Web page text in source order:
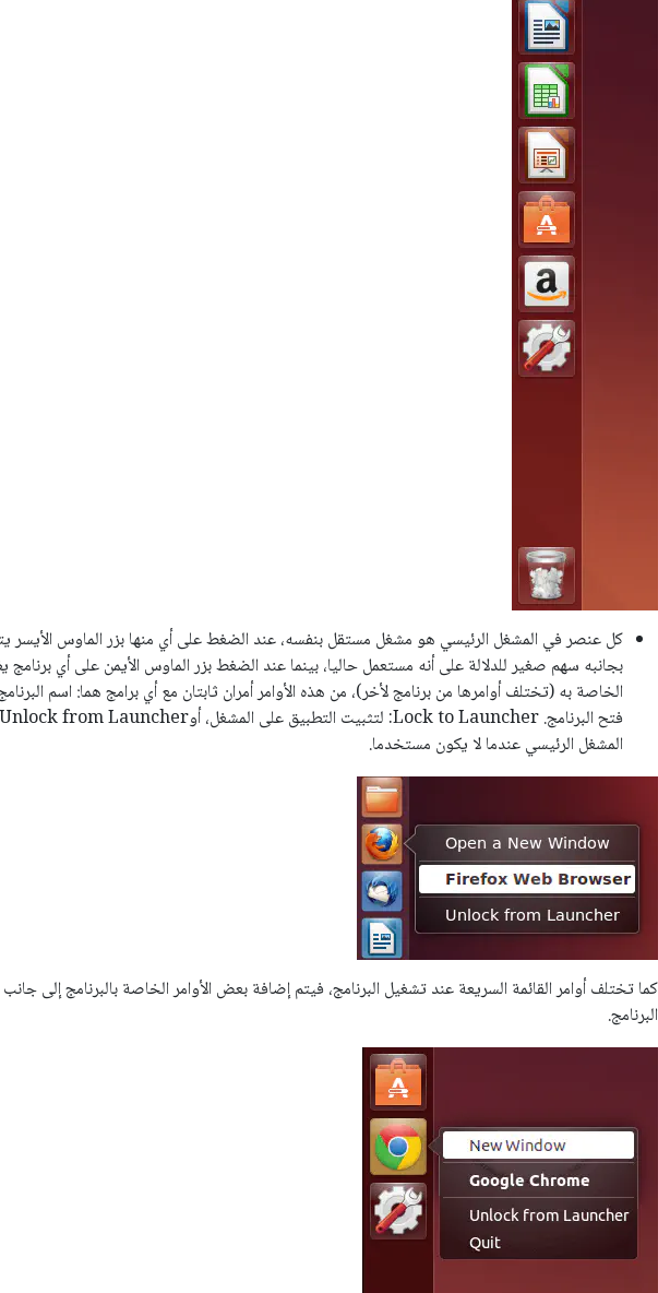
كل عنصر في المشغل الرئيسي هو مشغل مستقل بنفسه، عند الضغط على أي منها بزر الماوس الأيسر
بجانبه سهم صغير للدلالة على أنه مستعمل حاليا، بينما عند الضغط بزر الماوس الأيمن على أي برنامج
الخاصة به (تختلف أوامرها من برنامج لأخر)، من هذه الأوامر أمران ثابتان مع أي برامج هما: اسم
المشغل الرئيسي عندما لا يكون مستخدما.
البرنامج.